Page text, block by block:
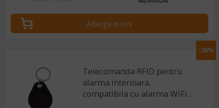
Adauga in cos
-26%
Telecomanda RFID pentru
alarma interioara,
compatibila cu alarma WiFi